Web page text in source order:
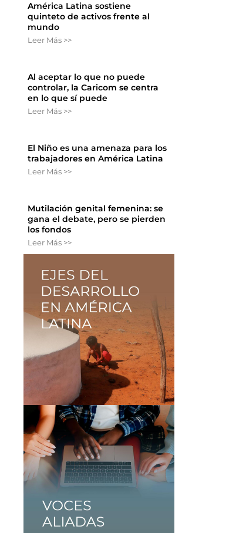
América Latina sostiene
quinteto de activos frente al
mundo
Leer Más >>
Al aceptar lo que no puede
controlar, la Caricom se centra
en lo que sí puede
Leer Más >>
El Niño es una amenaza para los
trabajadores en América Latina
Leer Más >>
Mutilación genital femenina: se
gana el debate, pero se pierden
los fondos
Leer Más >>